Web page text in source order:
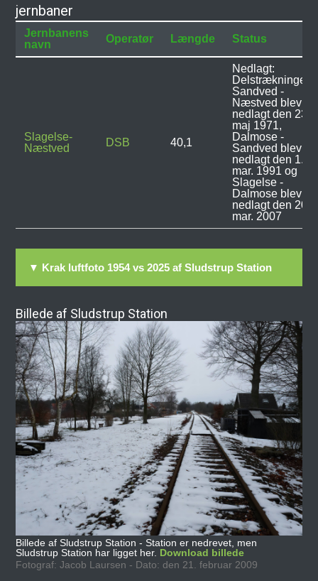
jernbaner
Jernbanens
navn
Operatør Længde Status
Slagelse-
Næstved
DSB 40,1
Nedlagt:
Delstrækningen
Sandved -
Næstved blev
nedlagt den 23.
maj 1971,
Dalmose -
Sandved blev
nedlagt den 1.
mar. 1991 og
Slagelse -
Dalmose blev
nedlagt den 20.
mar. 2007
▼ Krak luftfoto 1954 vs 2025 af Sludstrup Station
Billede af Sludstrup Station
Billede af Sludstrup Station - Station er nedrevet, men
Sludstrup Station har ligget her. Download billede
Fotograf: Jacob Laursen - Dato: den 21. februar 2009